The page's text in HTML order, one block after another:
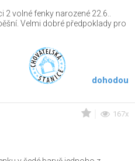
volné fenky narozené 22.6..
Velmi dobré předpoklady pro
dohodou
167x